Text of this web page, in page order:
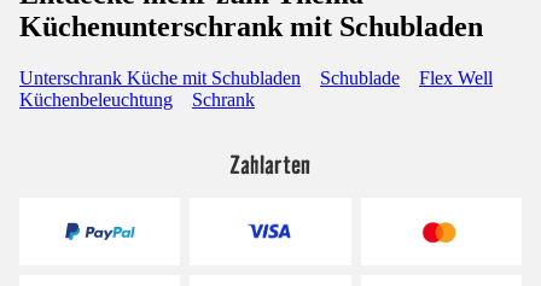
Küchenunterschrank mit Schubladen
Unterschrank Küche mit Schubladen Schublade
Flex Well
Küchenbeleuchtung
Schrank
Zahlarten